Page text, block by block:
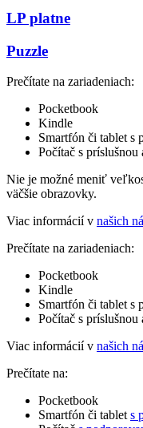
LP platne
Puzzle
Prečítate na zariadeniach:
Pocketbook
Kindle
Smartfón či tablet s
Počítač s príslušnou
Nie je možné meniť
väčšie obrazovky.
Viac informácií v našich
Prečítate na zariadeniach:
Pocketbook
Kindle
Smartfón či tablet s
Počítač s príslušnou
Viac informácií v našich
Prečítate na:
Pocketbook
Smartfón či tablet s